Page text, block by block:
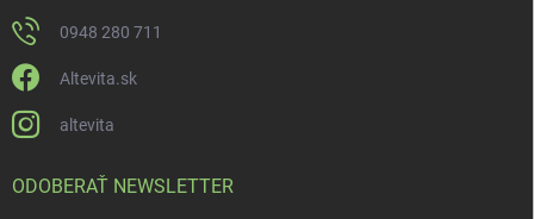
0948 280 711
Altevita.sk
altevita
ODOBERAŤ NEWSLETTER